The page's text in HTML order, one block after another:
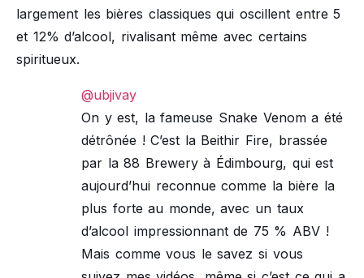
largement les bières classiques qui oscillent entre 5
et 12% d’alcool, rivalisant même avec certains
spiritueux.
@ubjivay
On y est, la fameuse Snake Venom a été
détrônée ! C’est la Beithir Fire, brassée
par la 88 Brewery à Édimbourg, qui est
aujourd’hui reconnue comme la bière la
plus forte au monde, avec un taux
d’alcool impressionnant de 75 % ABV !
Mais comme vous le savez si vous